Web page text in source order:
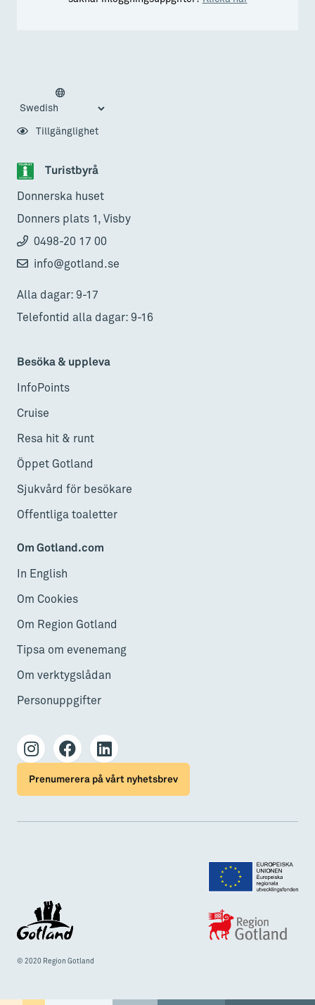
Turistbyrå
Donnerska huset
Donners plats 1, Visby
0498-20 17 00
info@gotland.se
Alla dagar: 9-17
Telefontid alla dagar: 9-16
Besöka & uppleva
InfoPoints
Cruise
Resa hit & runt
Öppet Gotland
Sjukvård för besökare
Offentliga toaletter
Om Gotland.com
In English
Om Cookies
Om Region Gotland
Tipsa om evenemang
Om verktygslådan
Personuppgifter
Tillgänglighet
Prenumerera på vårt nyhetsbrev
© 2020 Region Gotland